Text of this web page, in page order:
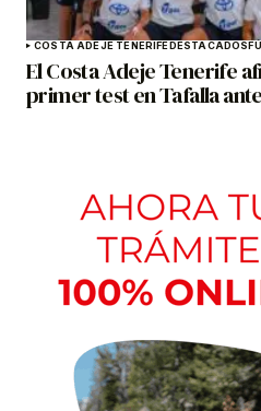
COSTA ADEJE TENERIFE DESTACADOS
El Costa Adeje Tenerife
primer test en Tafalla